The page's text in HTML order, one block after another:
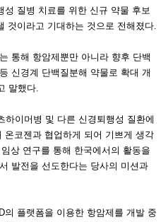
성 질병 치료를 위한 신규 약물 후보
것이라고 기대하는 것으로 전해졌다.
통해 항암제뿐만 아니라 향후 단백
신경계 단백질분해 약물로 확대 개
말했다.
하이머병 및 다른 신경퇴행성 질환에
코젠과 협업하게 되어 기쁘게 생각
상 연구를 통해 한국에서의 활동을
발전을 선도한다는 당사의 미션과
의 플랫폼을 이용한 항암제를 개발 중